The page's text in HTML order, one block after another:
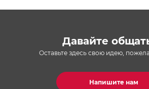
Давайте
Оставьте здесь свою идею,
Напишите нам